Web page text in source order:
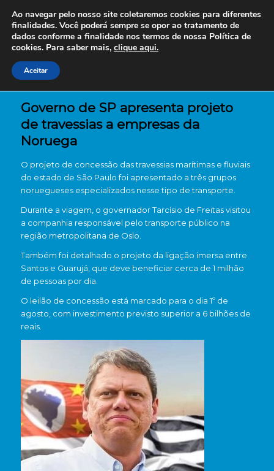
Governo de SP apresenta projeto
de travessias a empresas da
Noruega
O projeto de concessão das travessias marítimas e fluviais
do estado de São Paulo foi apresentado a três grupos
noruegueses especializados nesse tipo de transporte.
Durante a viagem, o governador Tarcísio de Freitas visitou
a companhia responsável pelo transporte público na
região metropolitana de Oslo.
Também foi detalhado o projeto da ligação imersa entre
Santos e Guarujá, que deve beneficiar cerca de 1 milhão
de pessoas por dia.
O leilão de concessão está marcado para o dia 1º de
agosto, com investimento previsto superior a 6 bilhões de
reais.
Ao navegar pelo nosso site coletaremos cookies para diferentes
finalidades. Você poderá sempre se opor ao tratamento de
dados conforme a finalidade nos termos de nossa Política de
cookies. Para saber mais, clique aqui.
Aceitar